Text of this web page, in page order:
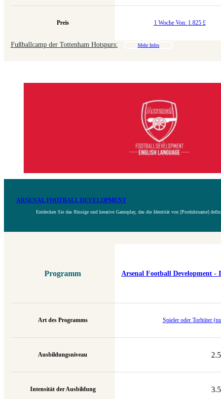
Preis 1 Woche Von: 1.825 £
Fußballcamp der Tottenham Hotspurs: Mehr Infos
ARSENAL FOOTBALL DEVELOPMENT
Entdecken Sie das flüssige und kreative Gameplay, das die Identität von [Produktname]
Programm
Art des Programms
Ausbildungsniveau
Intensität der Ausbildung
Arsenal Football Development -
Spieler oder Torhüter